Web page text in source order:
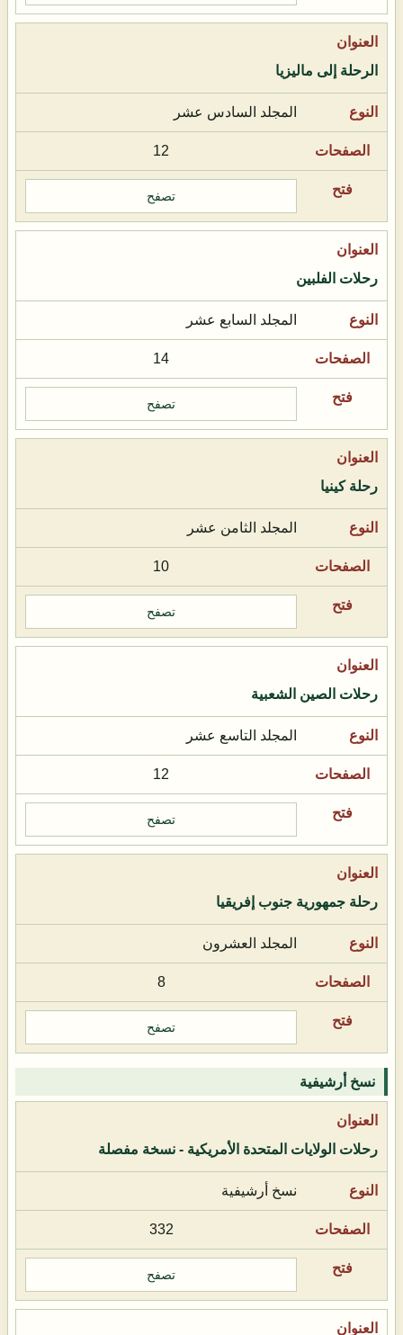
الرحلة إلى ماليزيا
المجلد السادس عشر
12
تصفح
رحلات الفلبين
المجلد السابع عشر
14
تصفح
رحلة كينيا
المجلد الثامن عشر
10
تصفح
رحلات الصين الشعبية
المجلد التاسع عشر
12
تصفح
رحلة جمهورية جنوب إفريقيا
المجلد العشرون
8
تصفح
نسخ أرشيفية
رحلات الولايات المتحدة الأمريكية - نسخة مفصلة
نسخ أرشيفية
332
تصفح